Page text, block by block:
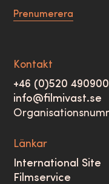
Prenumerera
Kontakt
+46 (0)520 490900
info@filmivast.se
Länkar
International Site
Filmservice